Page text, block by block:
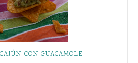
CON GUACAMOLE